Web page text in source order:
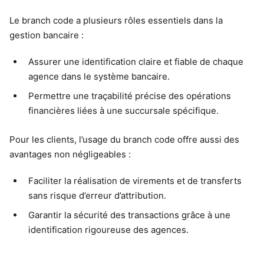
Le branch code a plusieurs rôles essentiels dans la
gestion bancaire :
Assurer une identification claire et fiable de chaque
agence dans le système bancaire.
Permettre une traçabilité précise des opérations
financières liées à une succursale spécifique.
Pour les clients, l’usage du branch code offre aussi des
avantages non négligeables :
Faciliter la réalisation de virements et de transferts
sans risque d’erreur d’attribution.
Garantir la sécurité des transactions grâce à une
identification rigoureuse des agences.